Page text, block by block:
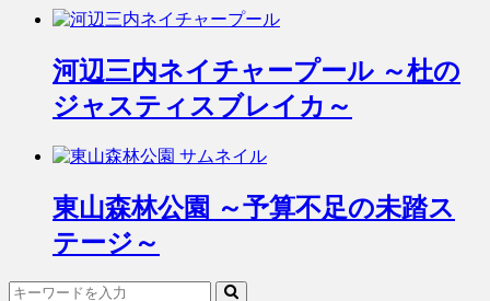
河辺三内ネイチャープール ～杜の
ジャスティスブレイカ～
東山森林公園 ～予算不足の未踏ス
テージ～